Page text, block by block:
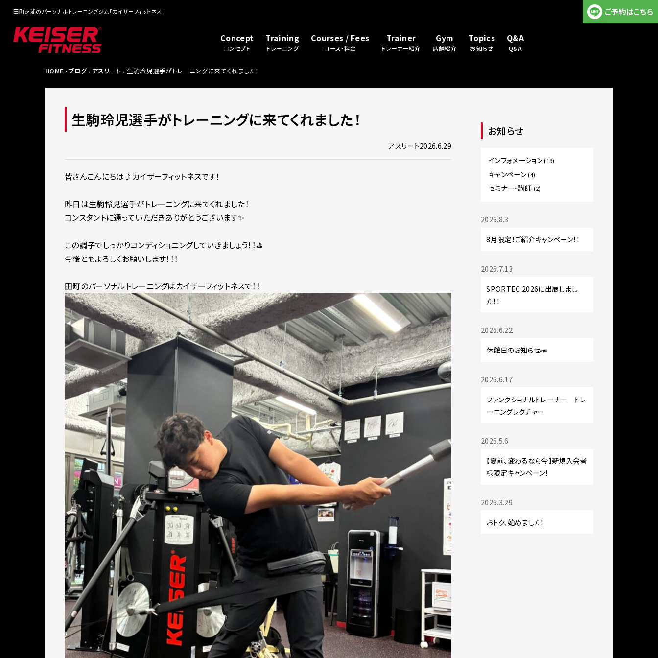
田町芝浦のパーソナルトレーニングジム「カイザーフィットネス」
Concept
コンセプト
Training
トレーニング
Courses / Fees
コース・料金
Trainer
トレーナー紹介
Gym
店舗紹介
Topics
お知らせ
Q&A
Q&A
ご予約はこちら
HOME ›ブログ› アスリート › 生駒玲児選手がトレーニングに来てくれました！
生駒玲児選手がトレーニングに来てくれました！
アスリート2026.6.29
皆さんこんにちは♪カイザーフィットネスです！
昨日は生駒怜児選手がトレーニングに来てくれました！
コンスタントに通っていただきありがとうございます✨
この調子でしっかりコンディショニングしていきましょう！！⛳️
今後ともよろしくお願いします！！！
田町のパーソナルトレーニングはカイザーフィットネスで！！
お知らせ
インフォメーション(19)
キャンペーン(4)
セミナー・講師 (2)
2026.8.3
8月限定！ご紹介キャンペーン！！
2026.7.13
SPORTEC 2026に出展しまし
た！！
2026.6.22
休館日のお知らせ📣
2026.6.17
ファンクショナルトレーナー トレ
ーニングレクチャー
2026.5.6
【夏前、変わるなら今】新規入会者
様限定キャンペーン！
2026.3.29
おトク、始めました！